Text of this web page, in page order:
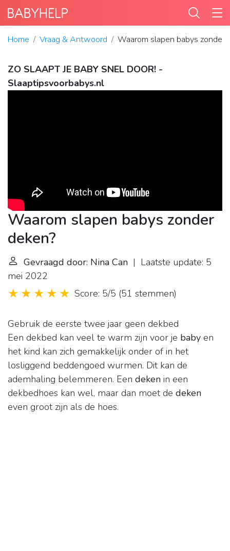
Home Vraag & Antwoord Waarom slapen babys zonder
ZO SLAAPT JE BABY SNEL DOOR! -
Slaaptipsvoorbabys.nl
Waarom slapen babys zonder
deken?
Gevraagd door: Nina Can | Laatste update: 5
mei 2022
Score: 5/5 (51 stemmen)
Gebruik de eerste twee jaar geen dekbed
Een dekbed kan veel te warm zijn voor je baby en
het kind kan zich gemakkelijk onder of in het
losliggend beddengoed wurmen. Dit kan de
ademhaling belemmeren. Een deken in een
dekbedhoes kan wel, maar dan moet de deken
even groot zijn als de hoes.